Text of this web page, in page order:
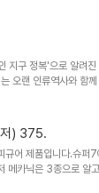
이 벗겨지며 로봇의 얼
된 것이 매력적입니다.
지구 정복'으로 알려
오랜 인류역사와 함께
없는 B급 연출과 감성으
다룬 B급 영화로 분류
는 패러디 소재로 사용
을 보게 되었을때 마주
저) 375.
규어 제품입니다.슈퍼7
메카닉은 3종으로 알
3.75인치 리액션 피규